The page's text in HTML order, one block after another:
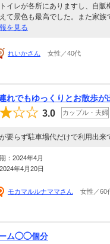
イレが各所にありますし、自販
て景色も最高でした。また家族
を見る
れいかさん 女性／40代
れでもゆっくりとお散歩が
3.0 カップル・夫婦
要らず駐車場代だけで利用出
：2024年4月
年4月20日
モカマルルナママさん 女性／60
ム◯◯個分